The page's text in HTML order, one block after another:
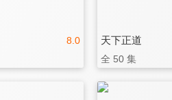
8.0 天下正道
全 50 集